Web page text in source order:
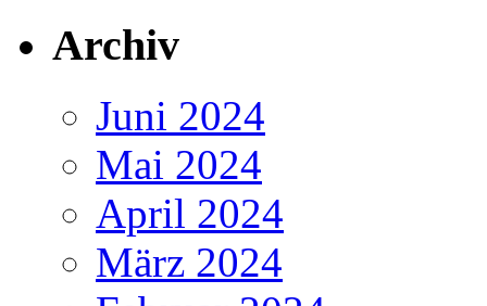
Archiv
Juni 2024
Mai 2024
April 2024
März 2024